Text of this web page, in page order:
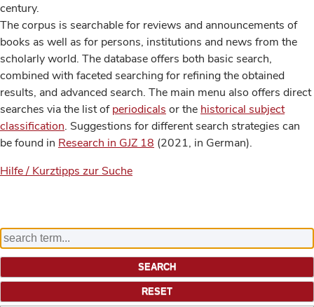
century.
The corpus is searchable for reviews and announcements of
books as well as for persons, institutions and news from the
scholarly world. The database offers both basic search,
combined with faceted searching for refining the obtained
results, and advanced search. The main menu also offers direct
searches via the list ofperiodicals or the historical subject
classification. Suggestions for different search strategies can
be found in Research in GJZ 18 (2021, in German).
Hilfe / Kurztipps zur Suche